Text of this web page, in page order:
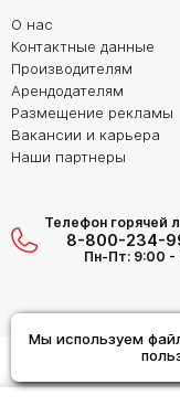
Мы используем
О нас
Контактные данные
Производителям
Арендодателям
Размещение рекламы
Вакансии и карьера
Наши партнеры
Телефон горячей
8-800-234-
Пн-Пт: 9:00 -